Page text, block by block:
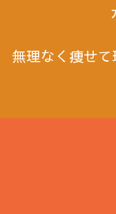
無理なく痩せ